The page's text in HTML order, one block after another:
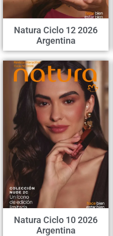
Natura Ciclo 12 2026
Argentina
Natura Ciclo 10 2026
Argentina